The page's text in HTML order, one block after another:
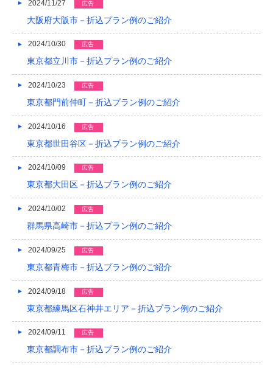
2024/11/27 広告
大阪府大阪市－折込プラン例のご紹介
2024/10/30 広告
東京都立川市－折込プラン例のご紹介
2024/10/23 広告
東京都門前仲町－折込プラン例のご紹介
2024/10/16 広告
東京都世田谷区－折込プラン例のご紹介
2024/10/09 広告
東京都大田区－折込プラン例のご紹介
2024/10/02 広告
群馬県高崎市－折込プラン例のご紹介
2024/09/25 広告
東京都青梅市－折込プラン例のご紹介
2024/09/18 広告
東京都練馬区石神井エリア－折込プラン例のご紹介
2024/09/11 広告
東京都調布市－折込プラン例のご紹介